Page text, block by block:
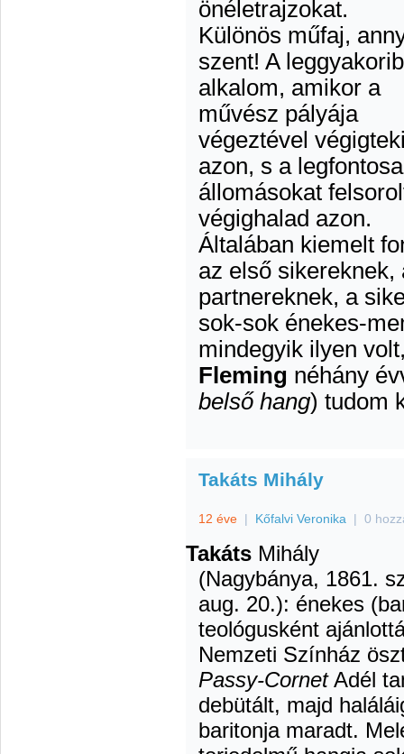
önéletrajzokat.
Különös műfaj,
szent! A
alkalom, amikor a
művész pályája
végeztével
azon, s a
állomásokat
végighalad azon.
Általában kiemelt
az első sikereknek,
partnereknek, a
sok-sok énekes-
mindegyik ilyen
Fleming néhány
belső hang) tudom
Takáts Mihály
12 éve | Kőfalvi Veronika | 0
Takáts Mihály
(Nagybánya, 1861.
aug. 20.): énekes
teológusként
Nemzeti Színház
Passy-CornetAdél
debütált, majd
baritonja maradt.